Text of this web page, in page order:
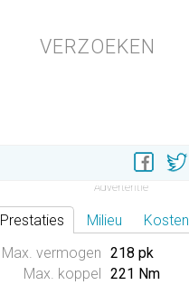
VERZOEKEN
Prestaties Milieu Kosten
Max. vermogen 218 pk
Max. koppel 221 Nm